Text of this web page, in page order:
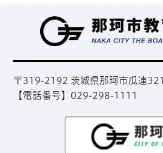
〒319-2192 茨城県那珂市瓜連321
【電話番号】029-298-1111